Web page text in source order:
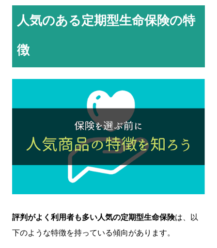
人気のある定期型生命保険の特
徴
評判がよく利用者も多い人気の定期型生命保険は、以
下のような特徴を持っている傾向があります。